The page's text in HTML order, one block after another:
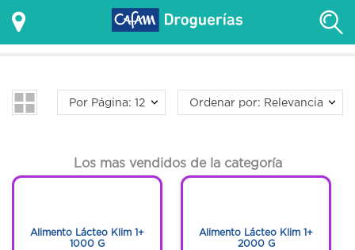
Por Página: 12 Ordenar por: Relevancia
Los mas vendidos de la categoría
Alimento Lácteo Klim 1+
1000 G
Alimento Lácteo Klim 1+
2000 G